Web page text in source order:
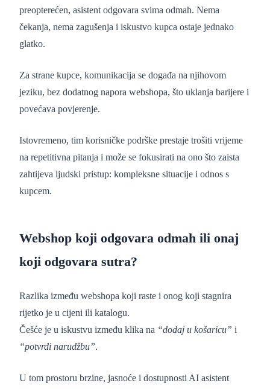
preopterećen, asistent odgovara svima odmah. Nema
čekanja, nema zagušenja i iskustvo kupca ostaje jednako
glatko.
Za strane kupce, komunikacija se događa na njihovom
jeziku, bez dodatnog napora webshopa, što uklanja barijere i
povećava povjerenje.
Istovremeno, tim korisničke podrške prestaje trošiti vrijeme
na repetitivna pitanja i može se fokusirati na ono što zaista
zahtijeva ljudski pristup: kompleksne situacije i odnos s
kupcem.
Webshop koji odgovara odmah ili onaj
koji odgovara sutra?
Razlika između webshopa koji raste i onog koji stagnira
rijetko je u cijeni ili katalogu.
Češće je u iskustvu između klika na “dodaj u košaricu” i
“potvrdi narudžbu”.
U tom prostoru brzine, jasnoće i dostupnosti AI asistent